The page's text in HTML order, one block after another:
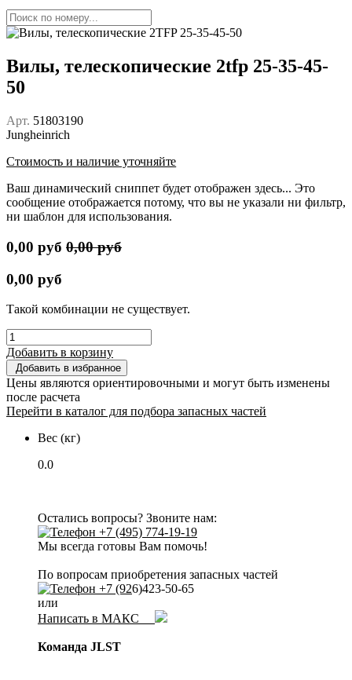
Вилы, телескопические 2tfp 25-35-45-
50
Арт. 51803190
Jungheinrich
Стоимость и наличие уточняйте
Ваш динамический сниппет будет отображен здесь... Это
сообщение отображается потому, что вы не указали ни фильтр,
ни шаблон для использования.
0,00 руб 0,00руб
0,00 руб
Такой комбинации не существует.
Добавить в корзину
Добавить в избранное
Цены являются ориентировочными и могут быть изменены
после расчета
Перейти в каталог для подбора запасных частей
Вес (кг)
0.0
Остались вопросы? Звоните нам:
+7 (495) 774-19-19
Мы всегда готовы Вам помочь!
По вопросам приобретения запасных частей
+7 (926)423-50-65
или
Написать в МАКС
Команда JLST